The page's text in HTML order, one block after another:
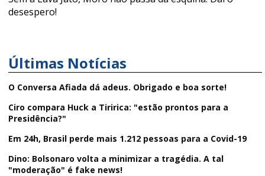
desespero!
Últimas Notícias
O Conversa Afiada dá adeus. Obrigado e boa sorte!
Ciro compara Huck a Tiririca: "estão prontos para a
Presidência?"
Em 24h, Brasil perde mais 1.212 pessoas para a Covid-19
Dino: Bolsonaro volta a minimizar a tragédia. A tal
"moderação" é fake news!